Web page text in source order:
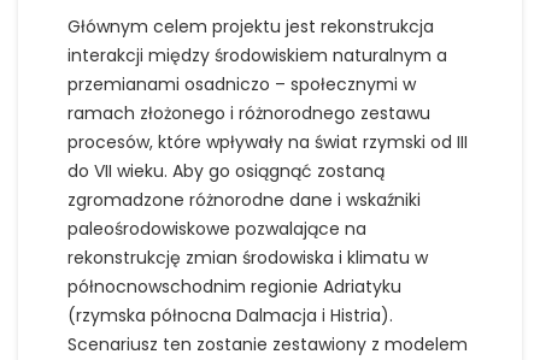
Głównym celem projektu jest rekonstrukcja
interakcji między środowiskiem naturalnym a
przemianami osadniczo – społecznymi w
ramach złożonego i różnorodnego zestawu
procesów, które wpływały na świat rzymski od III
do VII wieku. Aby go osiągnąć zostaną
zgromadzone różnorodne dane i wskaźniki
paleośrodowiskowe pozwalające na
rekonstrukcję zmian środowiska i klimatu w
północnowschodnim regionie Adriatyku
(rzymska północna Dalmacja i Histria).
Scenariusz ten zostanie zestawiony z modelem